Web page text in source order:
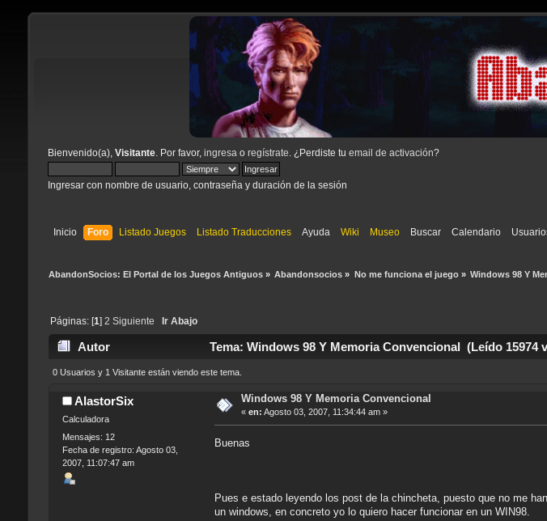
Bienvenido(a), Visitante. Por favor, ingresa o regístrate . ¿Perdiste tu email de activación?
Ingresar con nombre de usuario, contraseña y duración de la sesión
Inicio Foro Listado Juegos Listado Traducciones Ayuda Wiki Museo Buscar Calendario
AbandonSocios: El Portal de los Juegos Antiguos» Abandonsocios » No me funciona el juego» Windows 98 Y
Páginas: [ 1 2 Siguiente Ir Abajo
Autor Tema: Windows 98 Y Memoria Convencional (Leído 15974
0 Usuarios y 1 Visitante están viendo este tema.
AlastorSix
Calculadora
Mensajes: 12
Fecha de registro: Agosto 03,
2007, 11:07:47 am
Windows 98 Y Memoria Convencional
« en: Agosto 03, 2007, 11:34:44 am »
Buenas
Pues e estado leyendo los post de la chincheta, puesto que no me
un windows, en concreto yo lo quiero hacer funcionar en un WIN98.